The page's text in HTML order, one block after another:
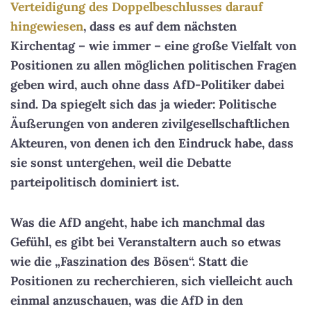
Verteidigung des Doppelbeschlusses darauf
hingewiesen, dass es auf dem nächsten
Kirchentag – wie immer – eine große Vielfalt von
Positionen zu allen möglichen politischen Fragen
geben wird, auch ohne dass AfD-Politiker dabei
sind. Da spiegelt sich das ja wieder: Politische
Äußerungen von anderen zivilgesellschaftlichen
Akteuren, von denen ich den Eindruck habe, dass
sie sonst untergehen, weil die Debatte
parteipolitisch dominiert ist.
Was die AfD angeht, habe ich manchmal das
Gefühl, es gibt bei Veranstaltern auch so etwas
wie die „Faszination des Bösen“. Statt die
Positionen zu recherchieren, sich vielleicht auch
einmal anzuschauen, was die AfD in den